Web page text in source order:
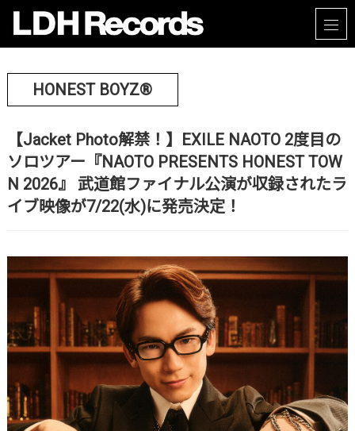
HONEST BOYZ®
【Jacket Photo解禁！】EXILE NAOTO 2度目の
ソロツアー『NAOTO PRESENTS HONEST TOW
N 2026』 武道館ファイナル公演が収録されたラ
イブ映像が7/22(水)に発売決定！